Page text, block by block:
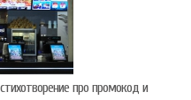
про промокод и